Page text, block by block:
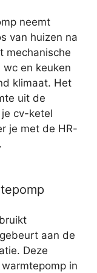
neemt
van huizen na
mechanische
en keuken
klimaat. Het
uit de
cv-ketel
je met de HR-
aan de
Deze
in